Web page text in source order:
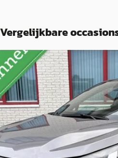
Vergelijkbare
Renault Captur·2025
1.8 E-Tech full hybrid 160 techno
€ 27.850
v.a. € 590/mnd
Boven markt
2025 · 10.201 km · Hybride ·